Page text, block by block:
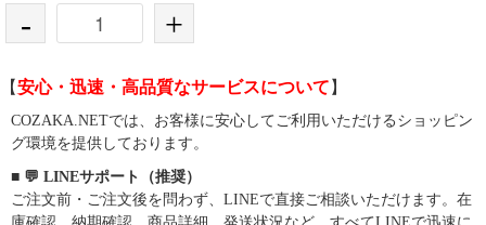
- +
【安心・迅速・高品質なサービスについて 】
COZAKA.NETでは、お客様に安心してご利用いただけるショッピン
グ環境を提供しております。
■ 💬 LINEサポート（推奨）
ご注文前・ご注文後を問わず、LINEで直接ご相談いただけます。在